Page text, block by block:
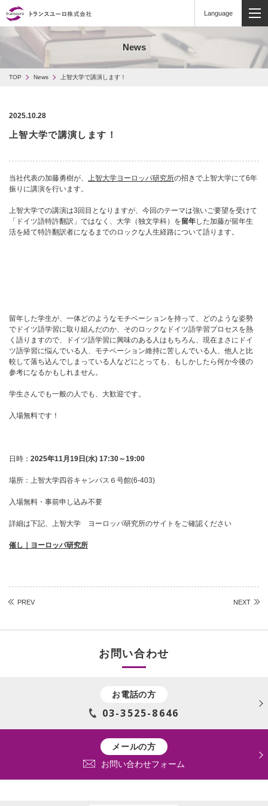
Language
News
TOP News 上智大学で講演します！
2025.10.28
上智大学で講演します！
当社代表の加藤勇樹が、 上智大学ヨーロッパ研究所の招きで上智大学にて6年
振りに講演を行います。
上智大学での講演は3回目となりますが、今回のテーマは強いご要望を受けて
「ドイツ語特許翻訳」ではなく、大学（独文学科）を留年した加藤が留年生
活を経て特許翻訳者になるまでのロックな人生経路について語ります。
留年した学生が、一体どのようなモチベーションを持って、どのような姿勢
でドイツ語学習に取り組んだのか、そのロックなドイツ語学習プロセスを熱
く語りますので、ドイツ語学習に興味のある人はもちろん、現在まさにドイ
ツ語学習に悩んでいる人、モチベーション維持に苦しんでいる人、他人と比
較して落ち込んでしまっている人などにとっても、もしかしたら何か今後の
参考になるかもしれません。
学生さんでも一般の人でも、大歓迎です。
入場無料です！
日時： 2025年11月19日(水) 17:30～19:00
場所：上智大学四谷キャンパス６号館(6-403)
入場無料・事前申し込み不要
詳細は下記、上智大学 ヨーロッパ研究所のサイトをご確認ください
催し｜ヨーロッパ研究所
PREV NEXT
お問い合わせ
お電話の方
03-3525-8646
メールの方
お問い合わせフォーム